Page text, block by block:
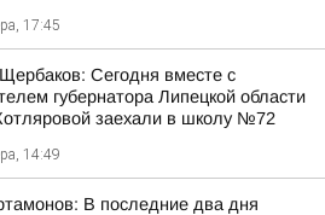
17:45
Сегодня вместе с
губернатора Липецкой области
заехали в школу №72
14:49
В последние два дня